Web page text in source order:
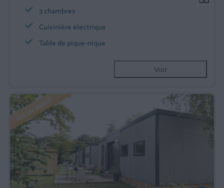
3 chambres
Cuisinière électrique
Table de pique-nique
Voir
MIS EN AVANT